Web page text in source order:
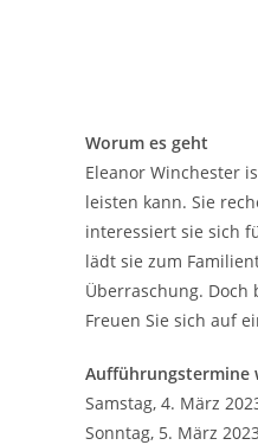
Worum es geht
Eleanor Winchester
leisten kann. Sie
interessiert sie sich
lädt sie zum
Überraschung.
Freuen Sie sich auf
Aufführungstermine
Samstag, 4. März
Sonntag, 5. März 2023